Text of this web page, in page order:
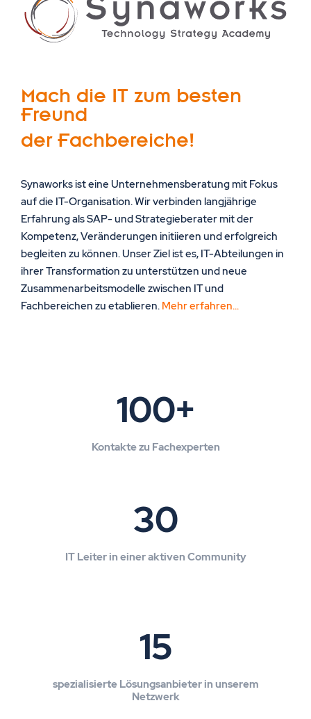
Mach die IT zum besten
Freund
der Fachbereiche!
Synaworks ist eine Unternehmensberatung mit Fokus
auf die IT-Organisation. Wir verbinden langjährige
Erfahrung als SAP- und Strategieberater mit der
Kompetenz, Veränderungen initiieren und erfolgreich
begleiten zu können. Unser Ziel ist es, IT-Abteilungen in
ihrer Transformation zu unterstützen und neue
Zusammenarbeitsmodelle zwischen IT und
Fachbereichen zu etablieren. Mehr erfahren...
100+
Kontakte zu Fachexperten
30
IT Leiter in einer aktiven Community
15
spezialisierte Lösungsanbieter in unserem
Netzwerk